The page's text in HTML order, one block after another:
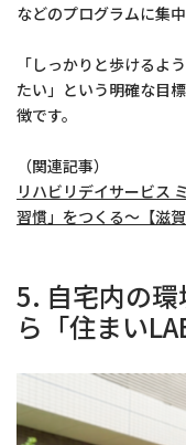
などのプログラムに集
「しっかりと歩けるよ
たい」という明確な目
徴です。
（関連記事）
リハビリデイサービス
習慣」をつくる〜【滋賀
5. 自宅内の
ら「住まい